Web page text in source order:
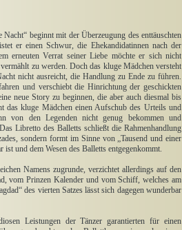
beginnt mit der Überzeugung des enttäuschten
er einen Schwur, die Ehekandidatinnen nach der
erneuten Verrat seiner Liebe möchte er sich nicht
zu werden. Doch das kluge Mädchen versteht
nicht ausreicht, die Handlung zu Ende zu führen.
und verschiebt die Hinrichtung der geschickten
neue Story zu beginnen, die aber auch diesmal bis
das kluge Mädchen einen Aufschub des Urteils und
von den Legenden nicht genug bekommen und
Libretto des Balletts schließt die Rahmenhandlung
sondern formt im Sinne von „Tausend und einer
und dem Wesen des Balletts entgegenkommt.
Namens zugrunde, verzichtet allerdings auf den
vom Prinzen Kalender und vom Schiff, welches am
des vierten Satzes lässt sich dagegen wunderbar
Leistungen der Tänzer garantierten für einen